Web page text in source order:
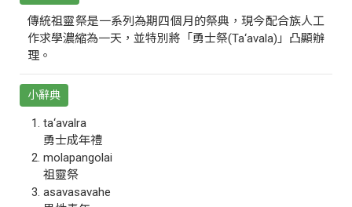
傳統祖靈祭是一系列為期四個月的祭典，現今配合族人工
作求學濃縮為一天，並特別將「勇士祭(Ta‘avala)」凸顯辦
理。
小辭典
ta‘avalra
勇士成年禮
molapangolai
祖靈祭
asavasavahe